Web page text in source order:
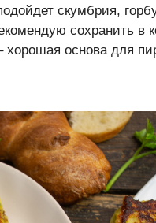
скумбрия,
сохранить в
хорошая основа для